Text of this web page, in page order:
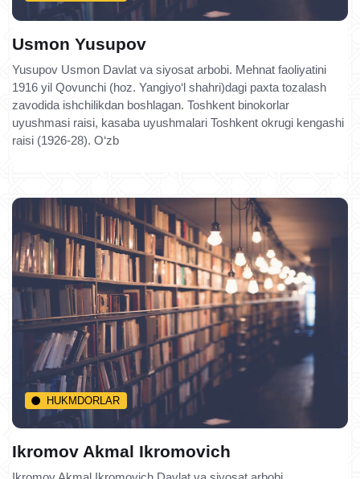
Usmon Yusupov
Yusupov Usmon Davlat va siyosat arbobi. Mehnat faoliyatini
1916 yil Qovunchi (hoz. Yangiyo‘l shahri)dagi paxta tozalash
zavodida ishchilikdan boshlagan. Toshkent binokorlar
uyushmasi raisi, kasaba uyushmalari Toshkent okrugi kengashi
raisi (1926-28). O‘zb
HUKMDORLAR
Ikromov Akmal Ikromovich